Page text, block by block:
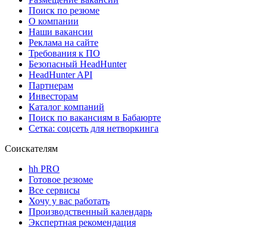
Поиск по резюме
О компании
Наши вакансии
Реклама на сайте
Требования к ПО
Безопасный HeadHunter
HeadHunter API
Партнерам
Инвесторам
Каталог компаний
Поиск по вакансиям в Бабаюрте
Сетка: соцсеть для нетворкинга
Соискателям
hh PRO
Готовое резюме
Все сервисы
Хочу у вас работать
Производственный календарь
Экспертная рекомендация